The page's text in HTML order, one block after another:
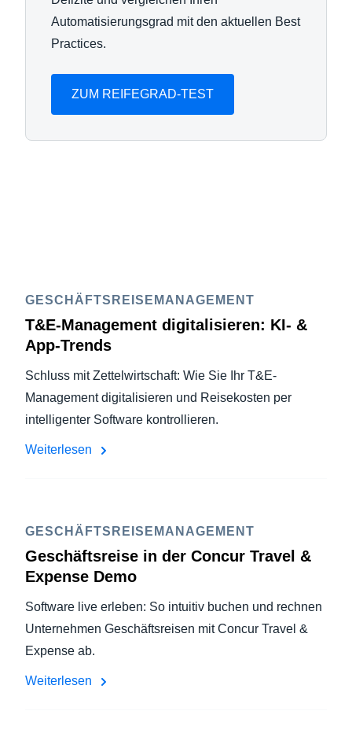
Automatisierungsgrad mit den aktuellen Best
Practices.
ZUM REIFEGRAD-TEST
GESCHÄFTSREISEMANAGEMENT
T&E-Management digitalisieren: KI- &
App-Trends
Schluss mit Zettelwirtschaft: Wie Sie Ihr T&E-
Management digitalisieren und Reisekosten per
intelligenter Software kontrollieren.
Weiterlesen
GESCHÄFTSREISEMANAGEMENT
Geschäftsreise in der Concur Travel &
Expense Demo
Software live erleben: So intuitiv buchen und rechnen
Unternehmen Geschäftsreisen mit Concur Travel &
Expense ab.
Weiterlesen